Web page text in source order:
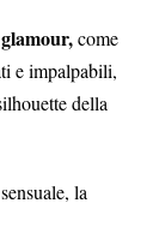
glamour,come
e impalpabili,
della
la